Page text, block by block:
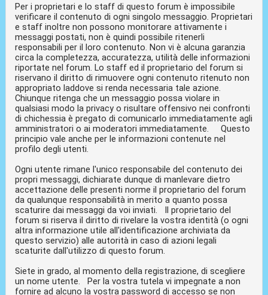
Per i proprietari e lo staff di questo forum è impossibile
verificare il contenuto di ogni singolo messaggio. Proprietari
e staff inoltre non possono monitorare attivamente i
messaggi postati, non è quindi possibile ritenerli
responsabili per il loro contenuto. Non vi è alcuna garanzia
circa la completezza, accuratezza, utilità delle informazioni
riportate nel forum. Lo staff ed il proprietario del forum si
riservano il diritto di rimuovere ogni contenuto ritenuto non
appropriato laddove si renda necessaria tale azione.
Chiunque ritenga che un messaggio possa violare in
qualsiasi modo la privacy o risultare offensivo nei confronti
di chichessia è pregato di comunicarlo immediatamente agli
amministratori o ai moderatori immediatamente. Questo
principio vale anche per le informazioni contenute nel
profilo degli utenti.
Ogni utente rimane l'unico responsabile del contenuto dei
propri messaggi, dichiarate dunque di manlevare dietro
accettazione delle presenti norme il proprietario del forum
da qualunque responsabilità in merito a quanto possa
scaturire dai messaggi da voi inviati. Il proprietario del
forum si riserva il diritto di rivelare la vostra identità (o ogni
altra informazione utile all'identificazione archiviata da
questo servizio) alle autorità in caso di azioni legali
scaturite dall'utilizzo di questo forum.
Siete in grado, al momento della registrazione, di scegliere
un nome utente. Per la vostra tutela vi impegnate a non
fornire ad alcuno la vostra password di accesso se non